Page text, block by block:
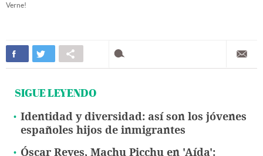
Verne!
SIGUE LEYENDO
Identidad y diversidad: así son los jóvenes
españoles hijos de inmigrantes
Óscar Reyes, Machu Picchu en 'Aída':